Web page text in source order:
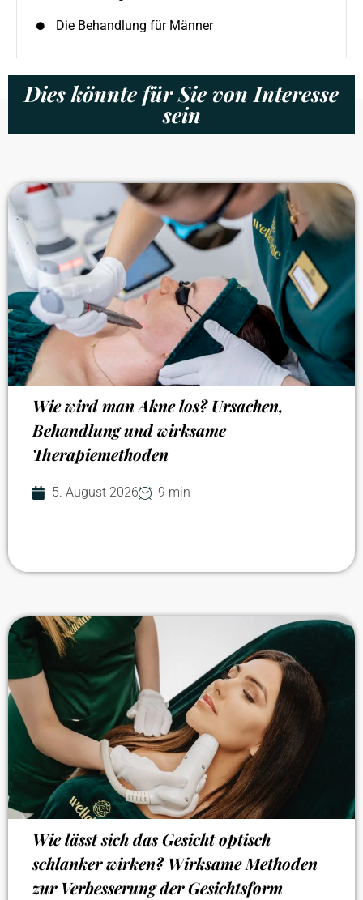
Die Behandlung für Männer
Dies könnte für Sie von Interesse
sein
Wie wird man Akne los? Ursachen,
Behandlung und wirksame
Therapiemethoden
5. August 2026 9 min
Wie lässt sich das Gesicht optisch
schlanker wirken? Wirksame Methoden
zur Verbesserung der Gesichtsform